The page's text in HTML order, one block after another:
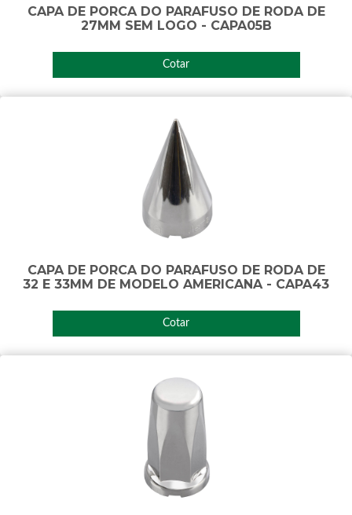
CAPA DE PORCA DO PARAFUSO DE RODA DE
27MM SEM LOGO - CAPA05B
Cotar
CAPA DE PORCA DO PARAFUSO DE RODA DE
32 E 33MM DE MODELO AMERICANA - CAPA43
Cotar